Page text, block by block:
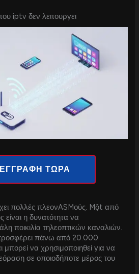
iptv δεν λειτουργει
ΕΓΓΡΑΦΗ ΤΩΡΑ
πολλές πλεονASMούς. Một από
είναι η δυνατότητα να
ποικιλία τηλεοπτικών καναλιών.
πάνω από 20.000
μπορεί να χρησιμοποιηθεί για να
σε οποιοδήποτε μέρος του